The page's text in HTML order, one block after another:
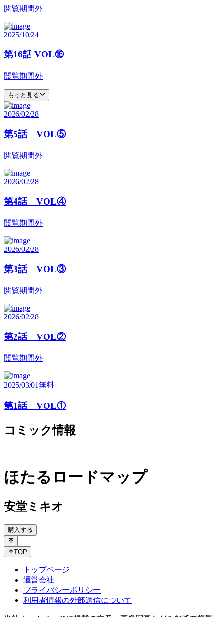
閲覧期間外
2025/10/24
第16話 VOL⑯
閲覧期間外
もっと見る
2026/02/28
第5話 VOL⑤
閲覧期間外
2026/02/28
第4話 VOL④
閲覧期間外
2026/02/28
第3話 VOL③
閲覧期間外
2026/02/28
第2話 VOL②
閲覧期間外
2025/03/01無料
第1話 VOL①
コミック情報
ほたるロードマップ
安堂ミキオ
購入する
TOP
トップページ
運営会社
プライバシーポリシー
利用者情報の外部送信について